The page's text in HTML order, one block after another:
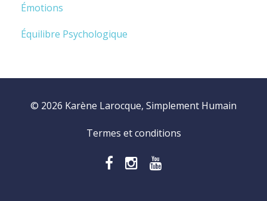
Émotions
Équilibre Psychologique
© 2026 Karène Larocque, Simplement Humain
Termes et conditions